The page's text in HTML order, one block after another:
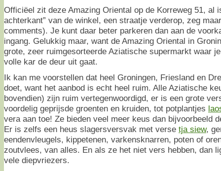
Officiëel zit deze Amazing Oriental op de Korreweg 51, al
achterkant” van de winkel, een straatje verderop, zeg
comments). Je kunt daar beter parkeren dan aan de
ingang. Gelukkig maar, want de Amazing Oriental in
grote, zeer ruimgesorteerde Aziatische supermarkt waar
volle kar de deur uit gaat.
Ik kan me voorstellen dat heel Groningen, Friesland en
doet, want het aanbod is echt heel ruim. Alle Aziatische
bovendien) zijn ruim vertegenwoordigd, er is een grote
voordelig geprijsde groenten en kruiden, tot potplantjes
vera aan toe! Ze bieden veel meer keus dan bijvoorbeeld
Er is zelfs een heus slagersversvak met verse tja siew,
eendenvleugels, kippetenen, varkensknarren, poten of
zoutvlees, van alles. En als ze het niet vers hebben, dan
vele diepvriezers.